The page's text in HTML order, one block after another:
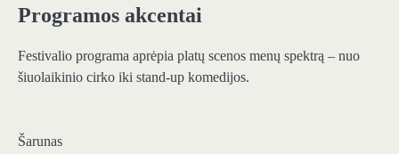
Programos akcentai
Festivalio programa aprėpia platų scenos menų spektrą – nuo
šiuolaikinio cirko iki stand-up komedijos.
Šarunas